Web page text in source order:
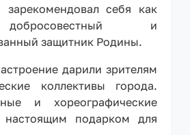
себя как
и
защитник Родины.
дарили зрителям
коллективы города.
и хореографические
настоящим подарком для